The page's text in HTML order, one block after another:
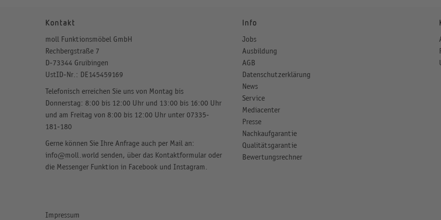
Kontakt
moll Funktionsmöbel GmbH
Rechbergstraße 7
D-73344 Gruibingen
UstID-Nr.: DE145459169
Telefonisch erreichen Sie uns von Montag bis
Donnerstag: 8:00 bis 12:00 Uhr und 13:00 bis 16:00 Uhr
und am Freitag von 8:00 bis 12:00 Uhr unter 07335-
181-180
Gerne können Sie Ihre Anfrage auch per Mail an:
info@moll.world senden, über das Kontaktformular oder
die Messenger Funktion in Facebook und Instagram.
Impressum
Info
Jobs
Ausbildung
AGB
Datenschutzerklärung
News
Service
Mediacenter
Presse
Nachkaufgarantie
Qualitätsgarantie
Bewertungsrechner